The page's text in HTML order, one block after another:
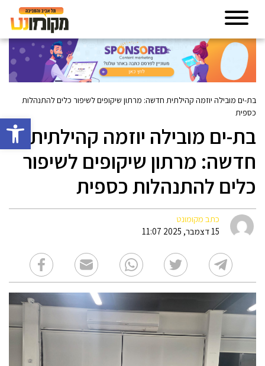
פתח
בת-ים מובילה יוזמה קהילתית חדשה: מרתון שיקופים לשיפור כלים להתנהלות
כספית
בת-ים מובילה יוזמה קהילתית
חדשה: מרתון שיקופים לשיפור
כלים להתנהלות כספית
כתב מקומונט
15 דצמבר, 2025 11:07